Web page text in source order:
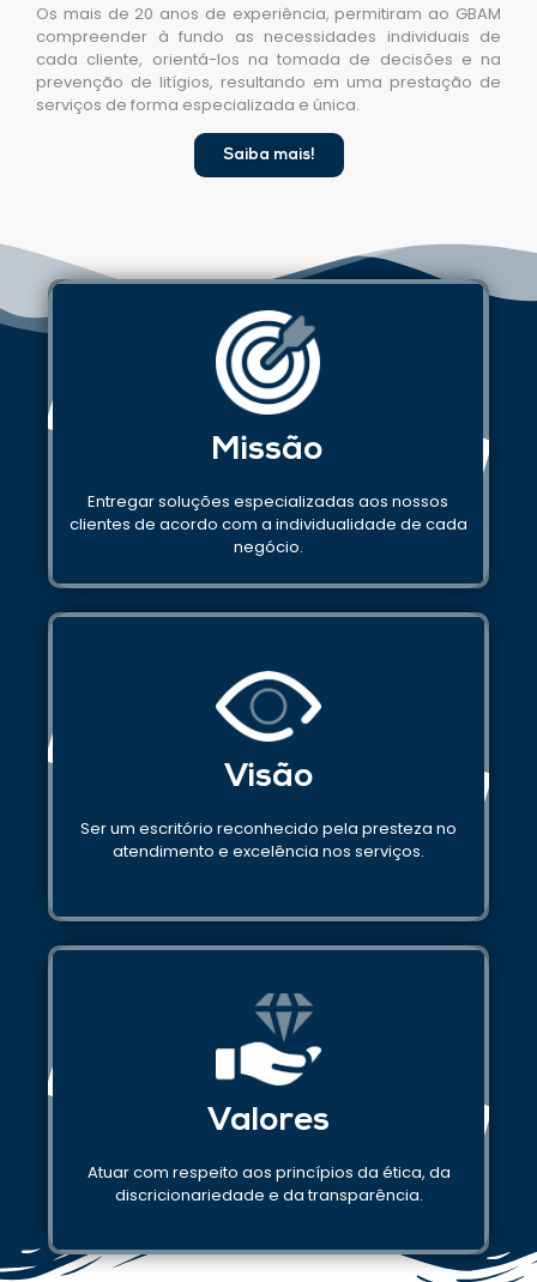
Os mais de 20 anos de experiência, permitiram ao GBAM
compreender à fundo as necessidades individuais de
cada cliente, orientá-los na tomada de decisões e na
prevenção de litígios, resultando em uma prestação de
serviços de forma especializada e única.
Saiba mais!
Missão
Entregar soluções especializadas aos nossos
clientes de acordo com a individualidade de cada
negócio.
Visão
Ser um escritório reconhecido pela presteza no
atendimento e excelência nos serviços.
Valores
Atuar com respeito aos princípios da ética, da
discricionariedade e da transparência.